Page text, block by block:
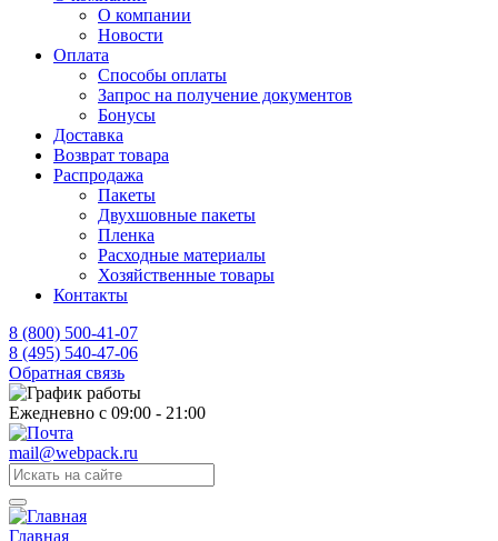
О компании
Новости
Оплата
Способы оплаты
Запрос на получение документов
Бонусы
Доставка
Возврат товара
Распродажа
Пакеты
Двухшовные пакеты
Пленка
Расходные материалы
Хозяйственные товары
Контакты
8 (800) 500-41-07
8 (495) 540-47-06
Обратная связь
Ежедневно с 09:00 - 21:00
mail@webpack.ru
Главная